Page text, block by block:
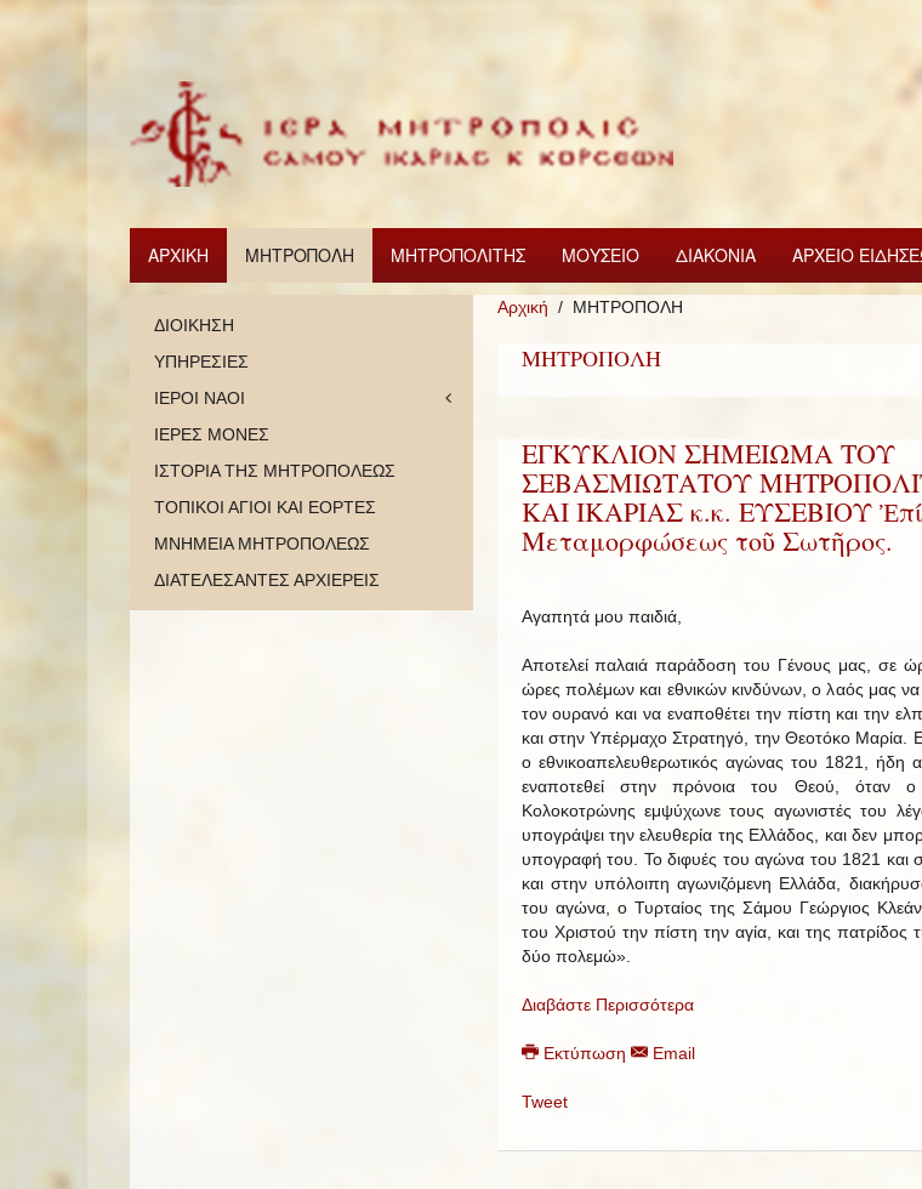
ΑΡΧΙΚΗ ΜΗΤΡΟΠΟΛΗ ΜΗΤΡΟΠΟΛΙΤΗΣ ΜΟΥΣΕΙΟ ΔΙΑΚΟΝΙΑ ΑΡΧΕΙΟ
Αρχική ΜΗΤΡΟΠΟΛΗ
ΜΗΤΡΟΠΟΛΗ
ΕΓΚΥΚΛΙΟΝ ΣΗΜΕΙΩΜΑ ΤΟΥ
ΣΕΒΑΣΜΙΩΤΑΤΟΥ
ΚΑΙ ΙΚΑΡΙΑΣ κ.κ. ΕΥΣΕΒΙΟΥ Ἐπί
Μεταμορφώσεως τοῦ Σωτῆρος.
Αγαπητά μου παιδιά,
Αποτελεί παλαιά παράδοση του Γένους μας, σε
ώρες πολέμων και εθνικών κινδύνων, ο λαός μας
τον ουρανό και να εναποθέτει την πίστη και την
και στην Υπέρμαχο Στρατηγό, την Θεοτόκο Μαρία.
ο εθνικοαπελευθερωτικός αγώνας του 1821, ήδη
εναποτεθεί στην πρόνοια του Θεού, όταν
Κολοκοτρώνης εμψύχωνε τους αγωνιστές του
υπογράψει την ελευθερία της Ελλάδος, και δεν
υπογραφή του. Το διφυές του αγώνα του 1821
και στην υπόλοιπη αγωνιζόμενη Ελλάδα,
του αγώνα, ο Τυρταίος της Σάμου Γεώργιος
του Χριστού την πίστη την αγία, και της πατρίδος
δύο πολεμώ».
Διαβάστε Περισσότερα
Εκτύπωση Email
Tweet
ΔΙΟΙΚΗΣΗ
ΥΠΗΡΕΣΙΕΣ
ΙΕΡΟΙ ΝΑΟΙ
ΙΕΡΕΣ ΜΟΝΕΣ
ΙΣΤΟΡΙΑ ΤΗΣ ΜΗΤΡΟΠΟΛΕΩΣ
ΤΟΠΙΚΟΙ ΑΓΙΟΙ ΚΑΙ ΕΟΡΤΕΣ
ΜΝΗΜΕΙΑ ΜΗΤΡΟΠΟΛΕΩΣ
ΔΙΑΤΕΛΕΣΑΝΤΕΣ ΑΡΧΙΕΡΕΙΣ